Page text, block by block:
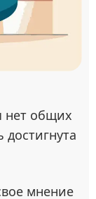
нет общих
мнение